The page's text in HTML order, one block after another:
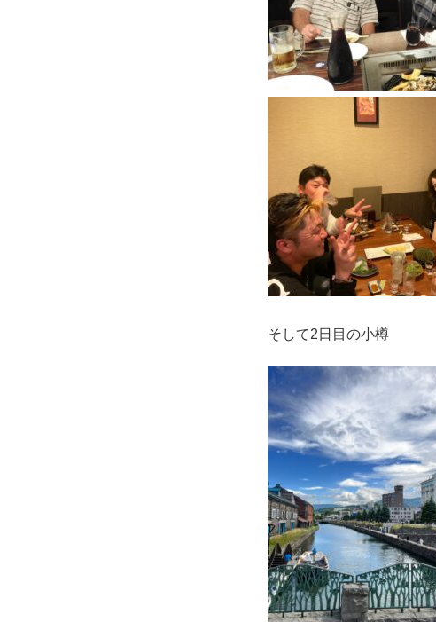
そして2日目の小樽